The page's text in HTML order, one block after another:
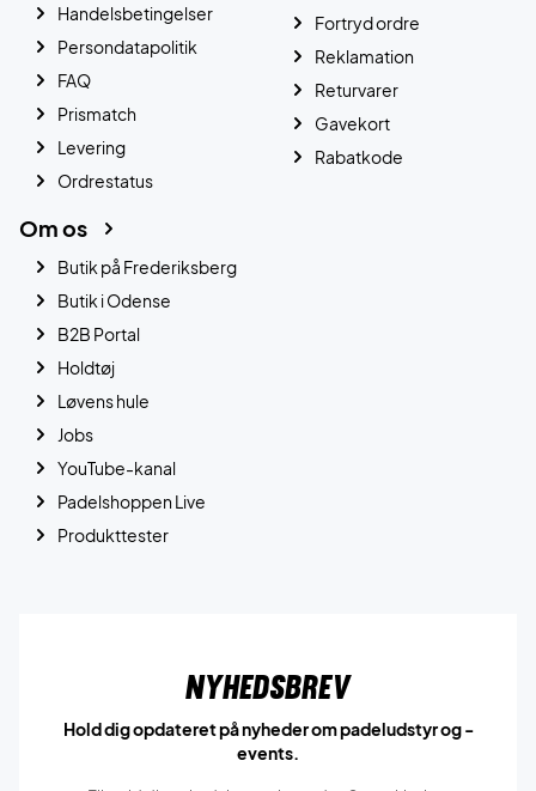
Handelsbetingelser
Persondatapolitik
FAQ
Prismatch
Levering
Ordrestatus
Fortryd ordre
Reklamation
Returvarer
Gavekort
Rabatkode
Om os
Butik på Frederiksberg
Butik i Odense
B2B Portal
Holdtøj
Løvens hule
Jobs
YouTube-kanal
Padelshoppen Live
Produkttester
Nyhedsbrev
Hold dig opdateret på nyheder om padeludstyr og -
events.